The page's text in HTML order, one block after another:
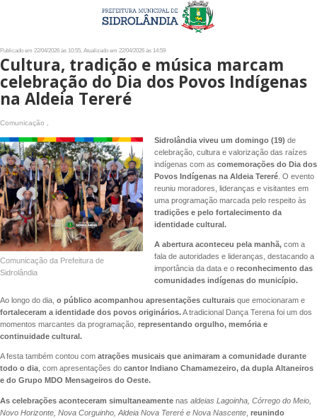
Publicado em 22/04/2026 às 10:55, Atualizado em 22/04/2026 às 14:59
Cultura, tradição e música marcam
celebração do Dia dos Povos Indígenas
na Aldeia Tereré
Comunicação ,
Comunicação da Prefeitura de
Sidrolândia
Sidrolândia viveu um domingo (19) de
celebração, cultura e valorização das raízes
indígenas com as comemorações do Dia dos
Povos Indígenas na Aldeia Tereré. O evento
reuniu moradores, lideranças e visitantes em
uma programação marcada pelo respeito às
tradições e pelo fortalecimento da
identidade cultural.
A abertura aconteceu pela manhã,com a
fala de autoridades e lideranças, destacando a
importância da data e o reconhecimento das
comunidades indígenas do município.
Ao longo do dia, o público acompanhou apresentações culturais que emocionaram e
fortaleceram a identidade dos povos originários.A tradicional Dança Terena foi um dos
momentos marcantes da programação, representando orgulho, memória e
continuidade cultural.
A festa também contou com atrações musicais que animaram a comunidade durante
todo o dia , com apresentações do cantor Indiano Chamamezeiro, da dupla Altaneiros
e do Grupo MDO Mensageiros do Oeste.
As celebrações aconteceram simultaneamente nas aldeias Lagoinha, Córrego do Meio,
Novo Horizonte, Nova Corguinho, Aldeia Nova Tereré e Nova Nascente reunindo